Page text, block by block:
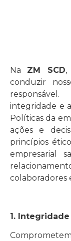
Na ZM SCD,
conduzir
integridade e
Políticas da
ações e
princípios
empresarial
colaboradores
1.